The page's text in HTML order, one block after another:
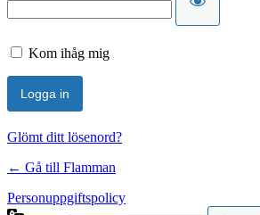
Kom ihåg mig
Glömt ditt lösenord?
← Gå till Flamman
Personuppgiftspolicy